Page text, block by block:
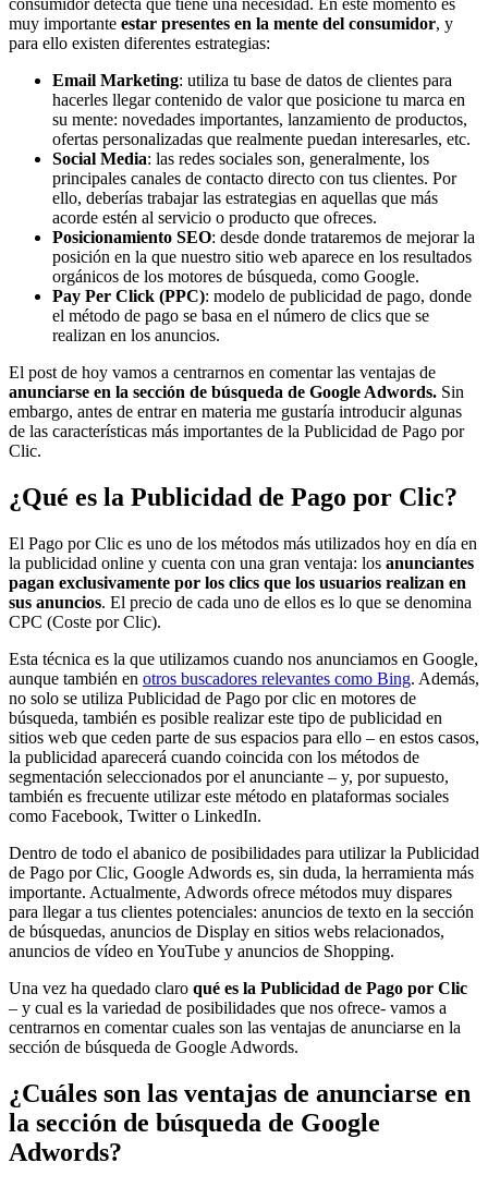
consumidor detecta que tiene una necesidad. En este momento es
muy importante estar presentes en la mente del consumidor, y
para ello existen diferentes estrategias:
Email Marketing: utiliza tu base de datos de clientes para
hacerles llegar contenido de valor que posicione tu marca en
su mente: novedades importantes, lanzamiento de productos,
ofertas personalizadas que realmente puedan interesarles, etc.
Social Media: las redes sociales son, generalmente, los
principales canales de contacto directo con tus clientes. Por
ello, deberías trabajar las estrategias en aquellas que más
acorde estén al servicio o producto que ofreces.
Posicionamiento SEO: desde donde trataremos de mejorar la
posición en la que nuestro sitio web aparece en los resultados
orgánicos de los motores de búsqueda, como Google.
Pay Per Click (PPC): modelo de publicidad de pago, donde
el método de pago se basa en el número de clics que se
realizan en los anuncios.
El post de hoy vamos a centrarnos en comentar las ventajas de
anunciarse en la sección de búsqueda de Google Adwords. Sin
embargo, antes de entrar en materia me gustaría introducir algunas
de las características más importantes de la Publicidad de Pago por
Clic.
¿Qué es la Publicidad de Pago por Clic?
El Pago por Clic es uno de los métodos más utilizados hoy en día en
la publicidad online y cuenta con una gran ventaja: los anunciantes
pagan exclusivamente por los clics que los usuarios realizan en
sus anuncios. El precio de cada uno de ellos es lo que se denomina
CPC (Coste por Clic).
Esta técnica es la que utilizamos cuando nos anunciamos en Google,
aunque también en otros buscadores relevantes como Bing. Además,
no solo se utiliza Publicidad de Pago por clic en motores de
búsqueda, también es posible realizar este tipo de publicidad en
sitios web que ceden parte de sus espacios para ello – en estos casos,
la publicidad aparecerá cuando coincida con los métodos de
segmentación seleccionados por el anunciante – y, por supuesto,
también es frecuente utilizar este método en plataformas sociales
como Facebook, Twitter o LinkedIn.
Dentro de todo el abanico de posibilidades para utilizar la Publicidad
de Pago por Clic, Google Adwords es, sin duda, la herramienta más
importante. Actualmente, Adwords ofrece métodos muy dispares
para llegar a tus clientes potenciales: anuncios de texto en la sección
de búsquedas, anuncios de Display en sitios webs relacionados,
anuncios de vídeo en YouTube y anuncios de Shopping.
Una vez ha quedado claro qué es la Publicidad de Pago por Clic
– y cual es la variedad de posibilidades que nos ofrece- vamos a
centrarnos en comentar cuales son las ventajas de anunciarse en la
sección de búsqueda de Google Adwords.
¿Cuáles son las ventajas de anunciarse en
la sección de búsqueda de Google
Adwords?